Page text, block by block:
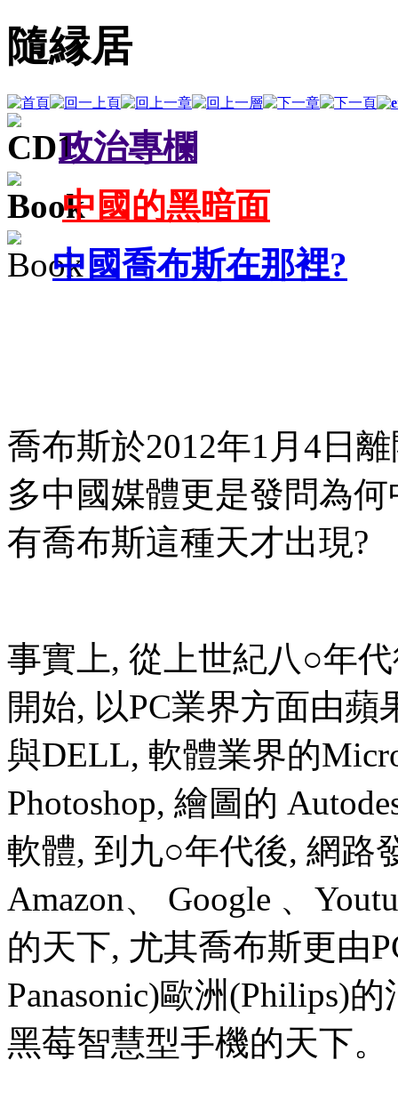
隨縁居
政治專欄
中國的黑暗面
中國喬布斯在那裡?
喬布斯於2012年1月4日
多中國媒體更是發問為
有喬布斯這種天才出現?
事實上, 從上世紀八○年
開始, 以PC業界方面由
與DELL, 軟體業界的
Photoshop, 繪圖的
軟體, 到九○年代後, 網路
Amazon、 Google 、
的天下, 尤其喬布斯更由
Panasonic)歐洲(Philips)
黑莓智慧型手機的天下。